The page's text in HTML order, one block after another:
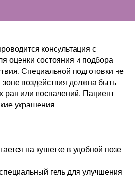
консультация с
оценки состояния и подбора
Специальной подготовки не
зоне воздействия должна быть
ран или воспалений. Пациент
украшения.
на кушетке в удобной позе
гель для улучшения